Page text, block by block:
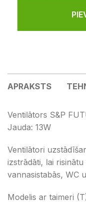
APRAKSTS
Ventilātors S&P
Jauda: 13W
Ventilātori
izstrādāti, lai
vannasistabās, WC
Modelis ar taimeri